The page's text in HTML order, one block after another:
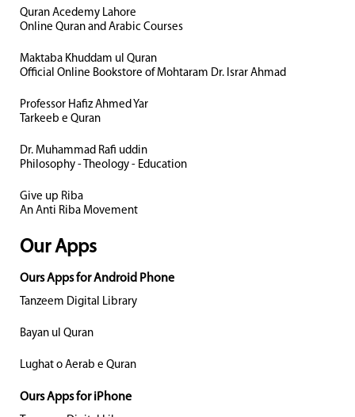
Quran Acedemy Lahore
Online Quran and Arabic Courses
Maktaba Khuddam ul Quran
Official Online Bookstore of Mohtaram Dr. Israr Ahmad
Professor Hafiz Ahmed Yar
Tarkeeb e Quran
Dr. Muhammad Rafi uddin
Philosophy - Theology - Education
Give up Riba
An Anti Riba Movement
Our Apps
Ours Apps for Android Phone
Tanzeem Digital Library
Bayan ul Quran
Lughat o Aerab e Quran
Ours Apps for iPhone